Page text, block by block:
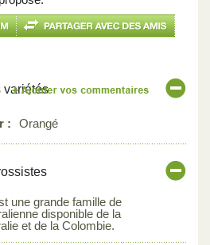
variétés
: Orangé
une grande famille de
disponible de la
et de la Colombie.